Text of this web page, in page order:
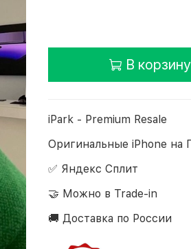
В корзину
iPark - Premium Resale
Оригинальные iPhone на
✅ Яндекс Сплит
🤝 Можно в Trade-in
🚚 Доставка по России